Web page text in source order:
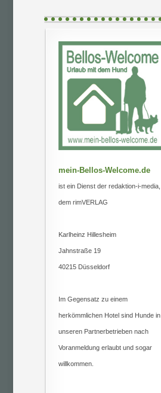
mein-Bellos-Welcome.de
ist ein Dienst der redaktion-i-media,
dem rimVERLAG
Karlheinz Hillesheim
Jahnstraße 19
40215 Düsseldorf
Im Gegensatz zu einem
herkömmlichen Hotel sind Hunde in
unseren Partnerbetrieben nach
Voranmeldung erlaubt und sogar
willkommen.